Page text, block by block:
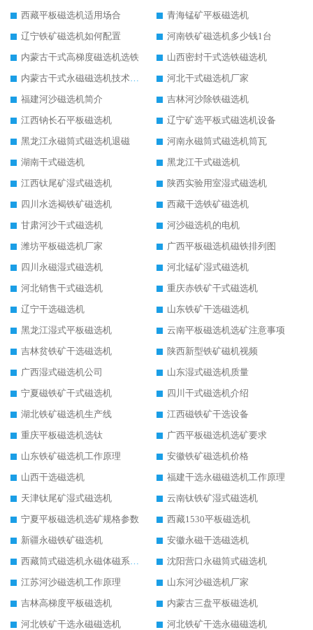
西藏平板磁选机适用场合
青海锰矿平板磁选机
辽宁铁矿磁选机如何配置
河南铁矿磁选机多少钱1台
内蒙古干式高梯度磁选机选铁
山西密封干式选铁磁选机
河北干式磁选机厂家
福建河沙磁选机简介
吉林河沙除铁磁选机
江西钠长石平板磁选机
辽宁矿选平板式磁选机设备
黑龙江永磁筒式磁选机退磁
河南永磁筒式磁选机筒瓦
湖南干式磁选机
黑龙江干式磁选机
江西钛尾矿湿式磁选机
陕西实验用室湿式磁选机
四川水选褐铁矿磁选机
西藏干选铁矿磁选机
甘肃河沙干式磁选机
河沙磁选机的电机
潍坊平板磁选机厂家
广西平板磁选机磁铁排列图
四川永磁湿式磁选机
河北锰矿湿式磁选机
河北销售干式磁选机
重庆赤铁矿干式磁选机
辽宁干选磁选机
山东铁矿干选磁选机
黑龙江湿式平板磁选机
云南平板磁选机选矿注意事项
吉林贫铁矿干选磁选机
陕西新型铁矿磁机视频
广西湿式磁选机公司
山东湿式磁选机质量
宁夏磁铁矿干式磁选机
四川干式磁选机介绍
湖北铁矿磁选机生产线
江西磁铁矿干选设备
重庆平板磁选机选钛
广西平板磁选机选矿要求
山东铁矿磁选机工作原理
安徽铁矿磁选机价格
山西干选磁选机
福建干选永磁磁选机工作原理
天津钛尾矿湿式磁选机
云南钛铁矿湿式磁选机
宁夏平板磁选机选矿规格参数
西藏1530平板磁选机
新疆永磁铁矿磁选机
安徽永磁干选磁选机
沈阳营口永磁筒式磁选机
江苏河沙磁选机工作原理
山东河沙磁选机厂家
吉林高梯度平板磁选机
内蒙古三盘平板磁选机
河北铁矿干选永磁磁选机
河北铁矿干选永磁磁选机